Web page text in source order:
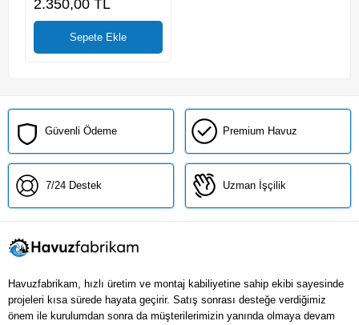
2.350,00 TL
Güvenli Ödeme Premium Havuz
7/24 Destek Uzman İşçilik
Havuzfabrikam, hızlı üretim ve montaj kabiliyetine sahip ekibi sayesinde
projeleri kısa sürede hayata geçirir. Satış sonrası desteğe verdiğimiz
önem ile kurulumdan sonra da müşterilerimizin yanında olmaya devam